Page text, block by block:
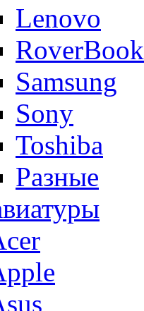
Lenovo
RoverBook
Samsung
Sony
Toshiba
Разные